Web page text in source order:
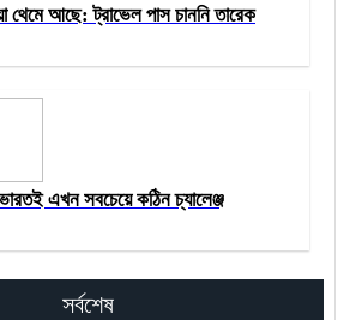
থেমে আছে: ট্রাভেল পাস চাননি তারেক
এখন সবচেয়ে কঠিন চ্যালেঞ্জ
সর্বশেষ